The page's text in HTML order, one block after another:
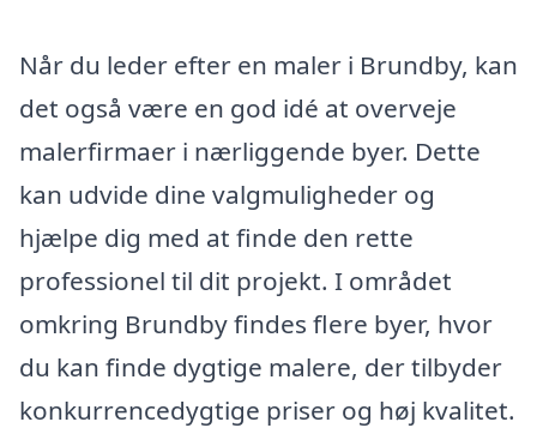
Når du leder efter en maler i Brundby, kan
det også være en god idé at overveje
malerfirmaer i nærliggende byer. Dette
kan udvide dine valgmuligheder og
hjælpe dig med at finde den rette
professionel til dit projekt. I området
omkring Brundby findes flere byer, hvor
du kan finde dygtige malere, der tilbyder
konkurrencedygtige priser og høj kvalitet.